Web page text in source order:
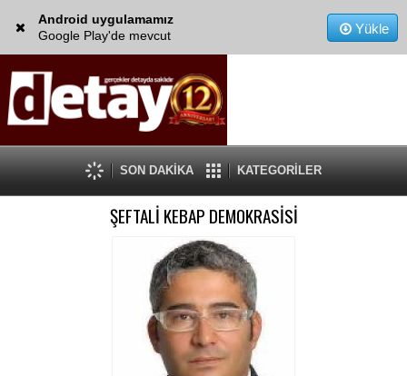
Android uygulamamız
Google Play'de mevcut
Yükle
SON DAKİKA KATEGORİLER
ŞEFTALİ KEBAP DEMOKRASİSİ